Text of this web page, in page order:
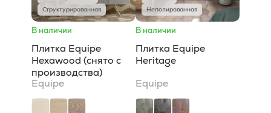
Структурированная
В наличии
Плитка Equipe
Hexawood (снято с
производства)
Equipe
Неполированная
В наличии
Плитка Equipe
Heritage
Equipe